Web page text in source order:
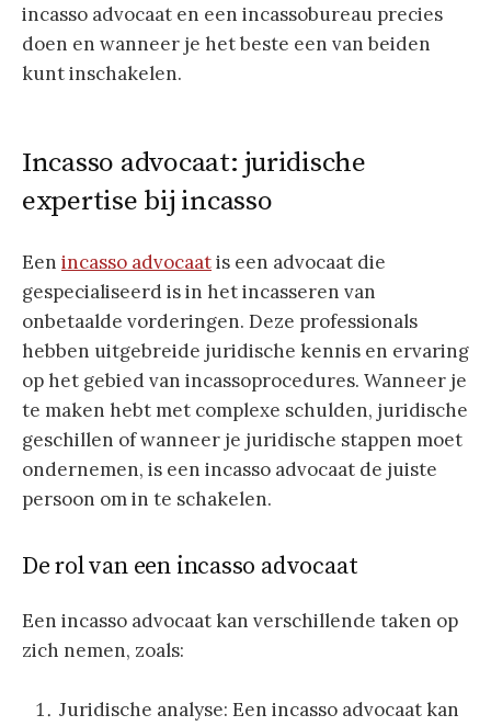
incasso advocaat en een incassobureau precies
doen en wanneer je het beste een van beiden
kunt inschakelen.
Incasso advocaat: juridische
expertise bij incasso
Een incasso advocaatis een advocaat die
gespecialiseerd is in het incasseren van
onbetaalde vorderingen. Deze professionals
hebben uitgebreide juridische kennis en ervaring
op het gebied van incassoprocedures. Wanneer je
te maken hebt met complexe schulden, juridische
geschillen of wanneer je juridische stappen moet
ondernemen, is een incasso advocaat de juiste
persoon om in te schakelen.
De rol van een incasso advocaat
Een incasso advocaat kan verschillende taken op
zich nemen, zoals:
Juridische analyse: Een incasso advocaat kan